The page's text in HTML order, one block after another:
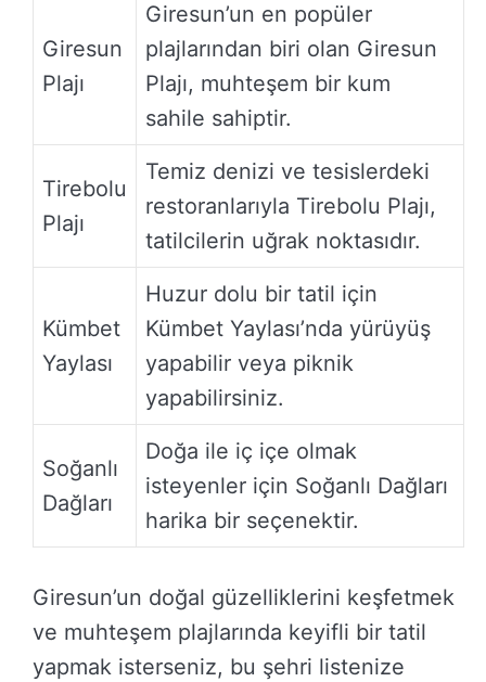
Giresun
Plajı
Giresun’un en popüler
plajlarından biri olan Giresun
Plajı, muhteşem bir kum
sahile sahiptir.
Tirebolu
Plajı
Temiz denizi ve tesislerdeki
restoranlarıyla Tirebolu Plajı,
tatilcilerin uğrak noktasıdır.
Kümbet
Yaylası
Huzur dolu bir tatil için
Kümbet Yaylası’nda yürüyüş
yapabilir veya piknik
yapabilirsiniz.
Soğanlı
Dağları
Doğa ile iç içe olmak
isteyenler için Soğanlı Dağları
harika bir seçenektir.
Giresun’un doğal güzelliklerini keşfetmek
ve muhteşem plajlarında keyifli bir tatil
yapmak isterseniz, bu şehri listenize